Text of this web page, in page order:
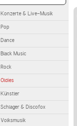
Konzerte & Live-Musik
Pop
Dance
Black Music
Rock
Oldies
Künstler
Schlager & Discofox
Volksmusik